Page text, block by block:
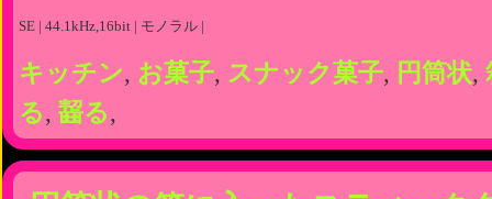
SE | 44.1kHz,16bit | モノラル |
キッチン, お菓子, スナック菓子, 円筒状,
る, 齧る,